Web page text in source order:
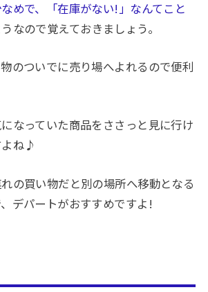
めで、「在庫がない!」なんてこと
なので覚えておきましょう。
のついでに売り場へよれるので便利
なっていた商品をささっと見に行け
よね♪
の買い物だと別の場所へ移動となる
デパートがおすすめですよ!